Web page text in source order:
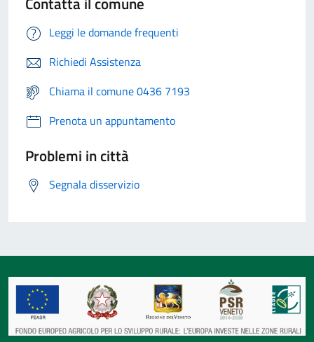
Leggi le domande frequenti
Richiedi Assistenza
Chiama il comune 0436 7193
Prenota un appuntamento
Problemi in città
Segnala disservizio